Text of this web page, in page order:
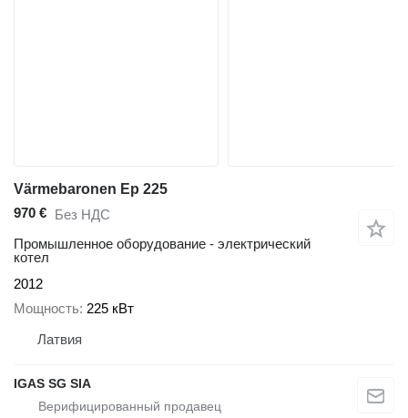
Värmebaronen Ep 225
970 € Без НДС
Промышленное оборудование - электрический
котел
2012
Мощность 225 кВт
Латвия
IGAS SG SIA